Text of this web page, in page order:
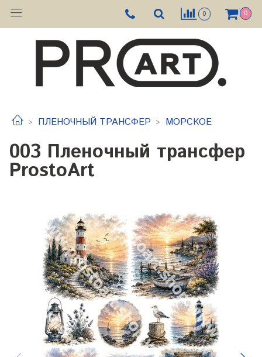
0 0
ПЛЕНОЧНЫЙ ТРАНСФЕР МОРСКОЕ
003 Пленочный трансфер
ProstoArt